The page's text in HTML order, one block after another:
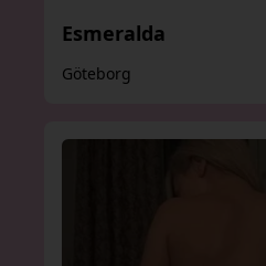
Esmeralda
Göteborg